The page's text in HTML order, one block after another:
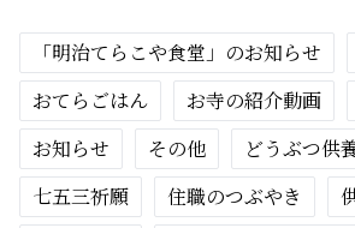
「明治てらこや食堂」のお知らせ
おてらごはん
お寺の紹介動画
お知らせ
その他 どうぶつ供
七五三祈願
住職のつぶやき